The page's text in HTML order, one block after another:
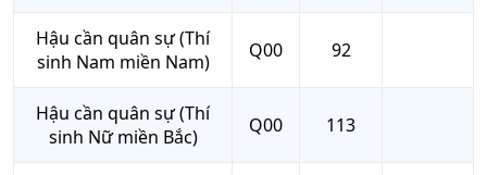
Hậu cần quân sự (Thí
sinh Nam miền Nam)
Q00 92
Hậu cần quân sự (Thí
sinh Nữ miền Bắc)
Q00 113